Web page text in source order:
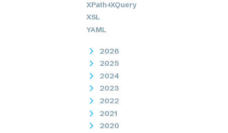
XPath+XQuery
XSL
YAML
2026
2025
2024
2023
2022
2021
2020